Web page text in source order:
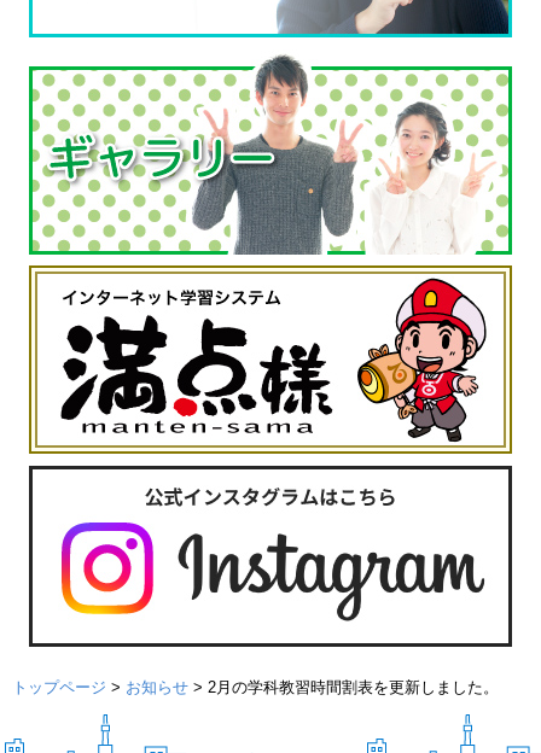
トップページ > お知らせ > 2月の学科教習時間割表を更新しました。